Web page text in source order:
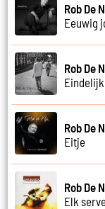
Rob De
Eeuwig
Rob De
Rob De
Eitje
Rob De
Elk